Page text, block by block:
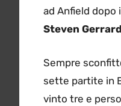
ad Anfield dopo
Steven Gerrard
Sempre
sette partite in
vinto tre e